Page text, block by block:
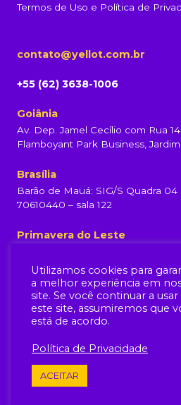
Termos de Uso e Política de
contato@yellot.com.br
+55 (62) 3638-1006
Goiânia
Av. Dep. Jamel Cecílio com Rua
Flamboyant Park Business,
Brasília
Barão de Mauá: SIG/S Quadra 04
70610440 – sala 122
Primavera do Leste
Rua Rondonópolis, 231, Centro,
(65) 99960-6839
© Yellot 2026. Todos os direitos
Utilizamos cookies para
a melhor experiência em
site. Se você continuar a usar
este site, assumiremos que
está de acordo.
Política de Privacidade
ACEITAR